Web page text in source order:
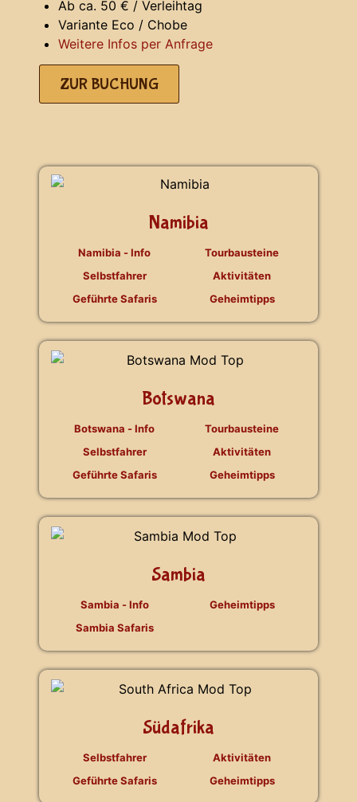
Ab ca. 50 € / Verleihtag
Variante Eco / Chobe
Weitere Infos per Anfrage
ZUR BUCHUNG
Namibia
Namibia - Info
Selbstfahrer
Geführte Safaris
Tourbausteine
Aktivitäten
Geheimtipps
Botswana
Botswana - Info
Selbstfahrer
Geführte Safaris
Tourbausteine
Aktivitäten
Geheimtipps
Sambia
Sambia - Info
Sambia Safaris
Geheimtipps
Südafrika
Selbstfahrer
Geführte Safaris
Aktivitäten
Geheimtipps